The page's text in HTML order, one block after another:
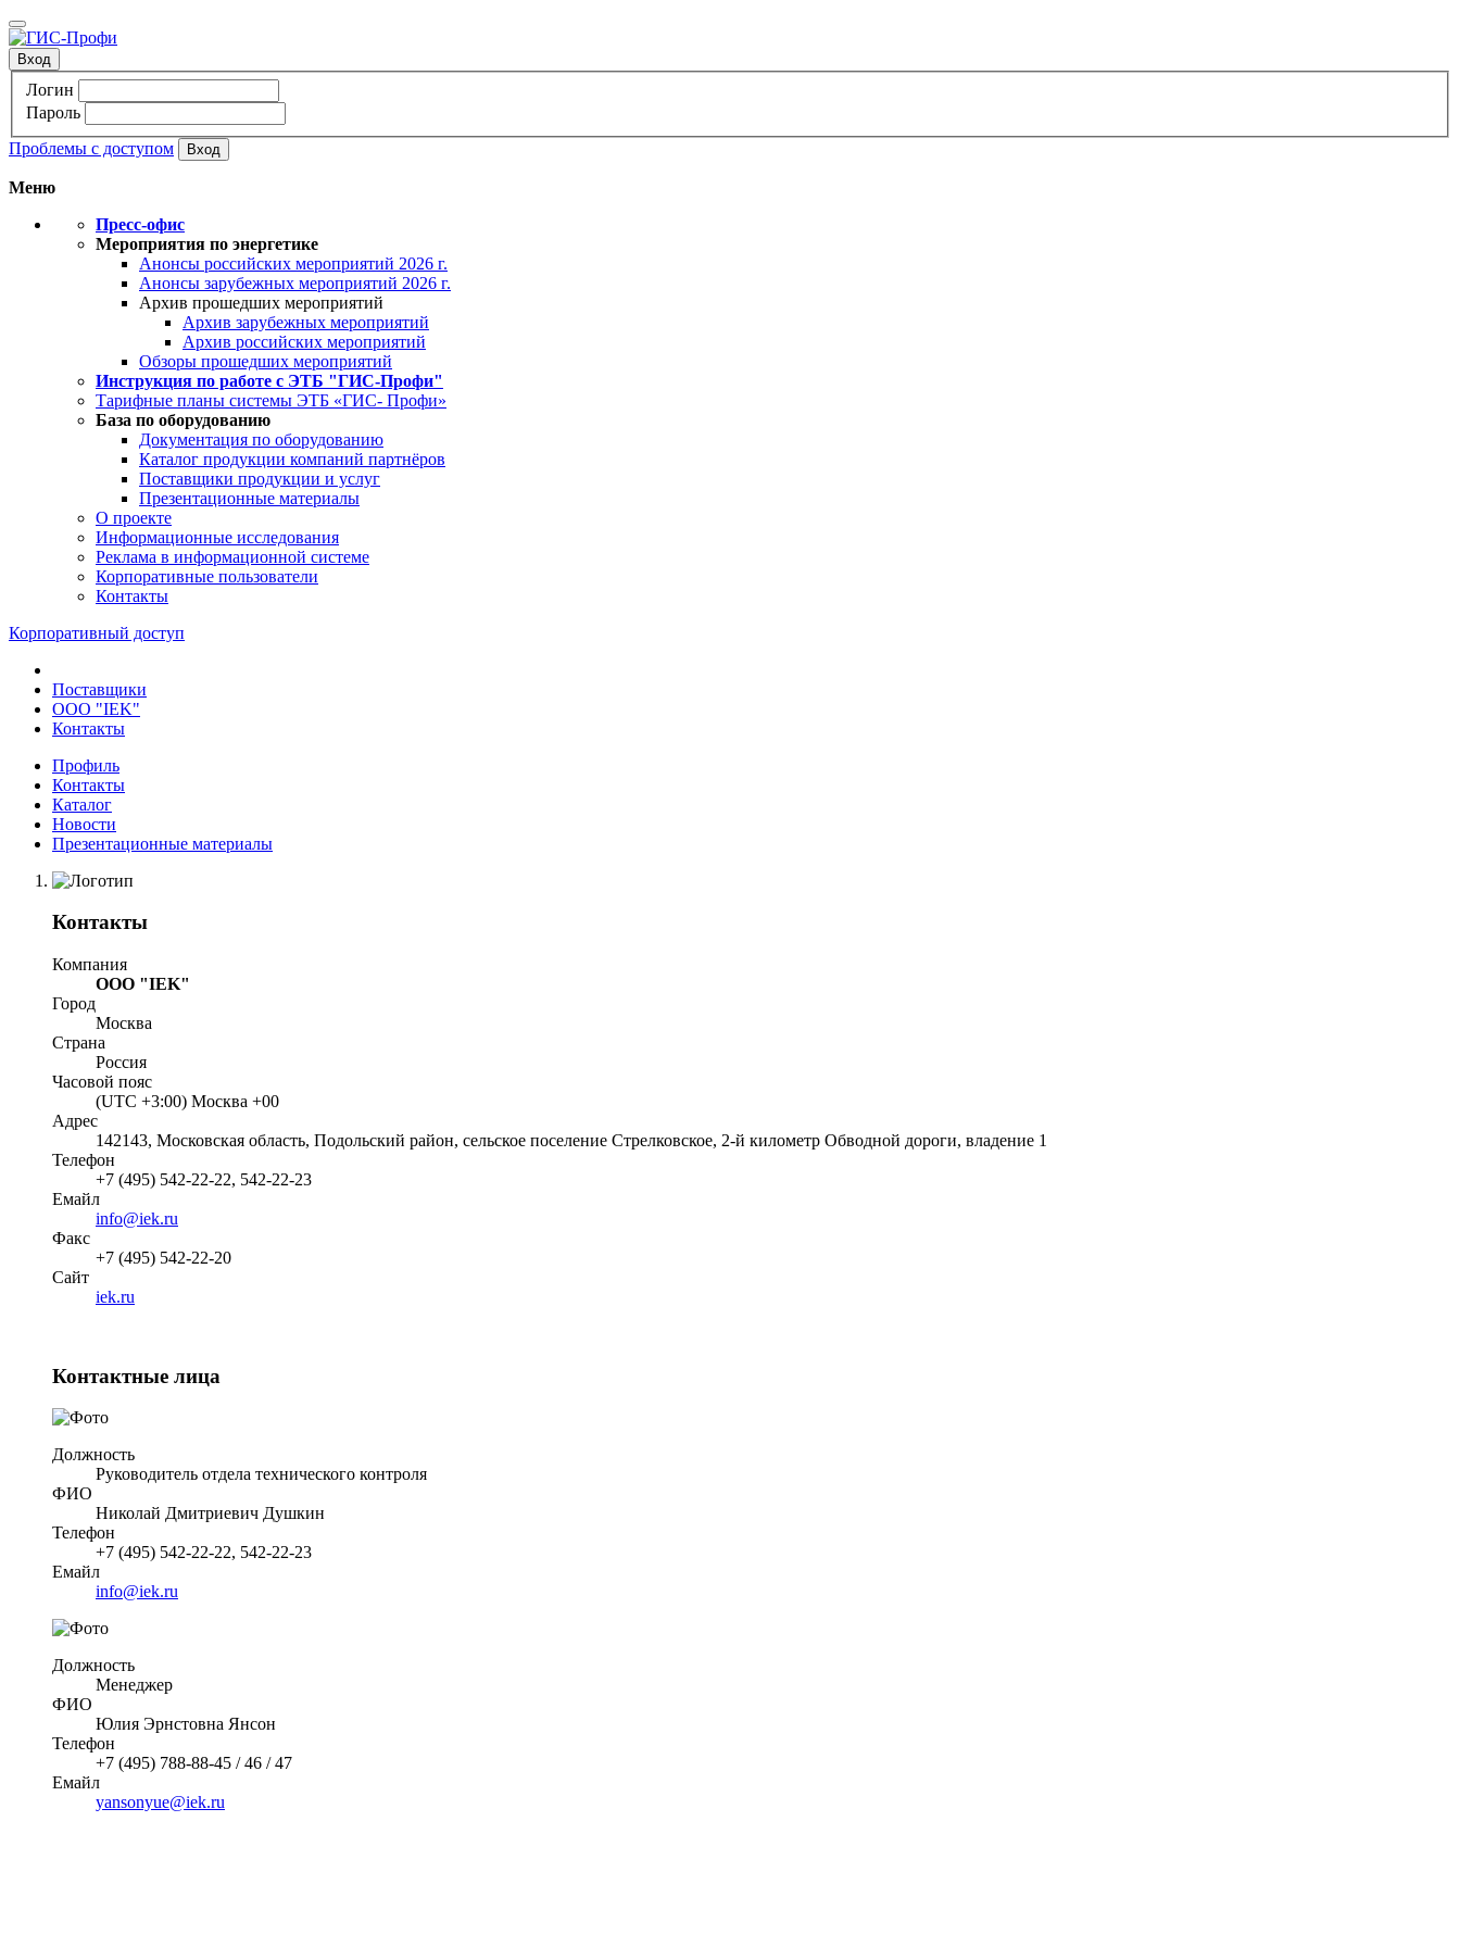
Вход
Логин
Пароль
Проблемы с доступом
Меню
Пресс-офис
Мероприятия по энергетике
Анонсы российских мероприятий 2026 г.
Анонсы зарубежных мероприятий 2026 г.
Архив прошедших мероприятий
Архив зарубежных мероприятий
Архив российских мероприятий
Обзоры прошедших мероприятий
Инструкция по работе с ЭТБ "ГИС-Профи"
Тарифные планы системы ЭТБ «ГИС- Профи»
База по оборудованию
Документация по оборудованию
Каталог продукции компаний партнёров
Поставщики продукции и услуг
Презентационные материалы
О проекте
Информационные исследования
Реклама в информационной системе
Корпоративные пользователи
Контакты
Корпоративный доступ
Поставщики
ООО "IEK"
Контакты
Профиль
Контакты
Каталог
Новости
Презентационные материалы
Контакты
Компания
ООО "IEK"
Город
Москва
Страна
Россия
Часовой пояс
(UTC +3:00) Москва +00
Адрес
142143, Московская область, Подольский район, сельское поселение Стрелковское, 2-й километр Обводной дороги, владение 1
Телефон
+7 (495) 542-22-22, 542-22-23
Емайл
info@iek.ru
Факс
+7 (495) 542-22-20
Cайт
iek.ru
Контактные лица
Должность
Руководитель отдела технического контроля
ФИО
Николай Дмитриевич Душкин
Телефон
+7 (495) 542-22-22, 542-22-23
Емайл
info@iek.ru
Должность
Менеджер
ФИО
Юлия Эрнстовна Янсон
Телефон
+7 (495) 788-88-45 / 46 / 47
Емайл
yansonyue@iek.ru